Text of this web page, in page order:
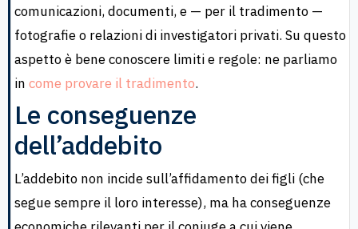
comunicazioni, documenti, e — per il tradimento —
fotografie o relazioni di investigatori privati. Su questo
aspetto è bene conoscere limiti e regole: ne parliamo
in come provare il tradimento.
Le conseguenze
dell’addebito
L’addebito non incide sull’affidamento dei figli (che
segue sempre il loro interesse), ma ha conseguenze